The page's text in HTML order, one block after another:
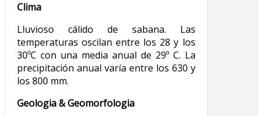
Clima
Lluvioso cálido de sabana. Las
temperaturas oscilan entre los 28 y los
30ºC con una media anual de 29º C. La
precipitación anual varía entre los 630 y
los 800 mm.
Geologia & Geomorfologia